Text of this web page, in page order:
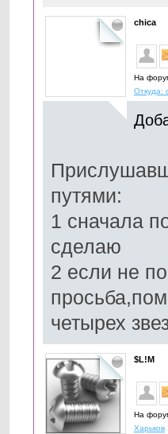
chica
На
Откуда:
путями:
1 сначала
сделаю
2 если не
четырех
$L!M
На
Харьков